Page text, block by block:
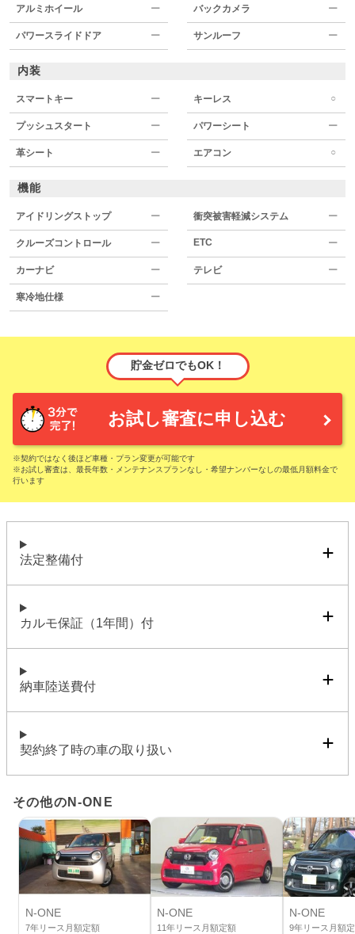
アルミホイール ー バックカメラ ー
パワースライドドア ー サンルーフ ー
内装
スマートキー ー キーレス ○
プッシュスタート ー パワーシート ー
革シート ー エアコン ○
機能
アイドリングストップ ー 衝突被害軽減システム ー
クルーズコントロール ー ETC ー
カーナビ ー テレビ ー
寒冷地仕様 ー
貯金ゼロでもOK！
お試し審査に申し込む
※契約ではなく後ほど車種・プラン変更が可能です
※お試し審査は、最長年数・メンテナンスプランなし・希望ナンバーなしの最低月額料金で
行います
法定整備付
カルモ保証（1年間）付
納車陸送費付
契約終了時の車の取り扱い
その他のN-ONE
N-ONE
7年リース月額定額
N-ONE
11年リース月額定額
N-ONE
9年リース月額